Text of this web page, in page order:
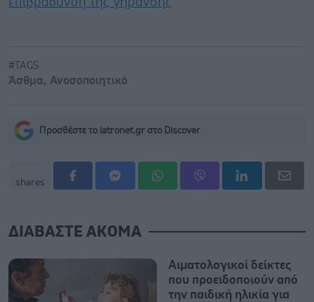
#TAGS
Άσθμα, Ανοσοποιητικό
Προσθέστε το iatronet.gr στο Discover
shares
ΔΙΑΒΑΣΤΕ ΑΚΟΜΑ
Αιματολογικοί δείκτες
που προειδοποιούν από
την παιδική ηλικία για